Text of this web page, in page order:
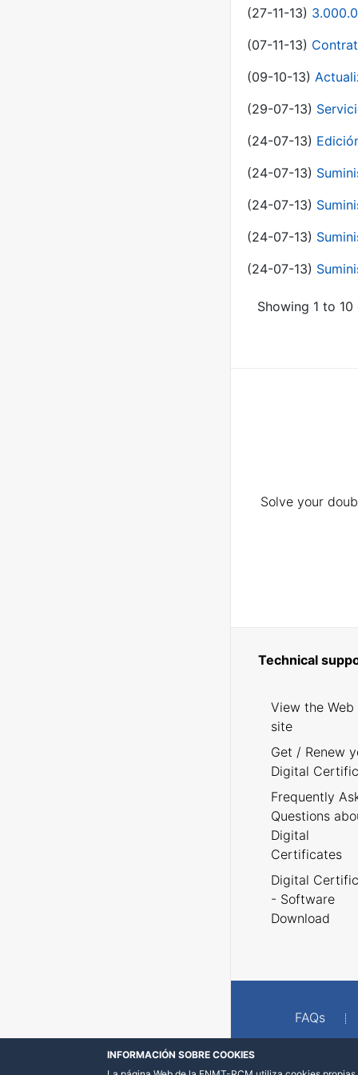
(27-11-13)
(07-11-13)
(09-10-13)
(29-07-13)
(24-07-13)
(24-07-13)
(24-07-13)
(24-07-13)
(24-07-13)
Showing 1 to
Solve your
Technical
View the Web
site
Get / Renew
Digital
Frequently
Questions
Digital
Certificates
Digital
- Software
Download
FAQs
INFORMACIÓN SOBRE COOKIES